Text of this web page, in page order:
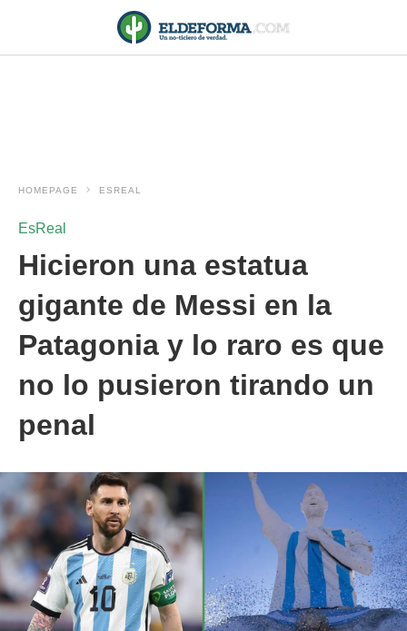
HOMEPAGE ESREAL
EsReal
Hicieron una estatua
gigante de Messi en la
Patagonia y lo raro es que
no lo pusieron tirando un
penal